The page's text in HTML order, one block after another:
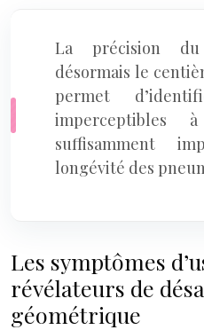
La précision
désormais le
permet
suffisamment
longévité des
Les symptômes
révélateurs de
géométrique